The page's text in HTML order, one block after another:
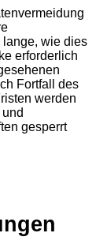
lange, wie dies
erforderlich
Fortfall des
werden
gesperrt